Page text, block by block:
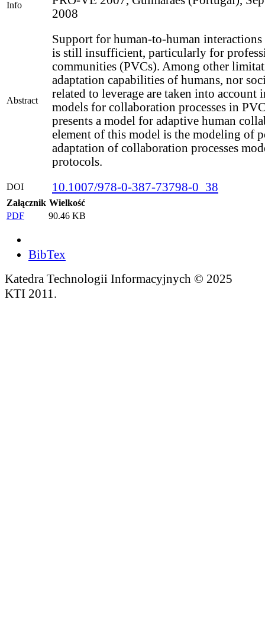
Info
2008
Abstract
Support for human-to-human
is still insufficient, particularly for
communities (PVCs). Among other
adaptation capabilities of humans, nor
related to leverage are taken into account
models for collaboration processes in
presents a model for adaptive human
element of this model is the modeling of
adaptation of collaboration processes
protocols.
DOI 10.1007/978-0-387-73798-0_38
Załącznik Wielkość
PDF
90.46 KB
BibTex
Katedra Technologii Informacyjnych © 2025
KTI 2011.